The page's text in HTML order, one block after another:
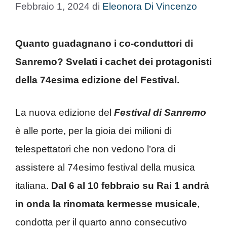
Febbraio 1, 2024 di Eleonora Di Vincenzo
Quanto guadagnano i co-conduttori di
Sanremo? Svelati i cachet dei protagonisti
della 74esima edizione del Festival.
La nuova edizione del Festival di Sanremo
è alle porte, per la gioia dei milioni di
telespettatori che non vedono l’ora di
assistere al 74esimo festival della musica
italiana. Dal 6 al 10 febbraio su Rai 1 andrà
in onda la rinomata kermesse musicale,
condotta per il quarto anno consecutivo